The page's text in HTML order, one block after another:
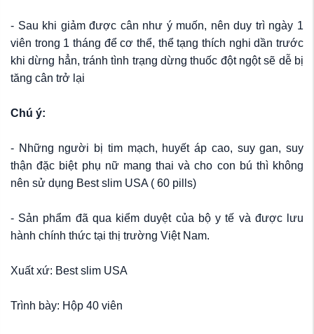
- Sau khi giảm được cân như ý muốn, nên duy trì ngày 1
viên trong 1 tháng để cơ thể, thể tạng thích nghi dần trước
khi dừng hẳn, tránh tình trạng dừng thuốc đột ngột sẽ dễ bị
tăng cân trở lại
Chú ý:
- Những người bị tim mạch, huyết áp cao, suy gan, suy
thận đặc biệt phụ nữ mang thai và cho con bú thì không
nên sử dụng Best slim USA ( 60 pills)
- Sản phẩm đã qua kiểm duyệt của bộ y tế và được lưu
hành chính thức tại thị trường Việt Nam.
Xuất xứ: Best slim USA
Trình bày: Hộp 40 viên